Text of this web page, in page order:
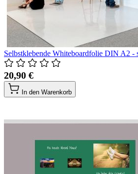
Selbstklebende Whiteboardfolie DIN A2 -
20,90 €
In den Warenkorb